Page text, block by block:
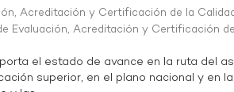
Acreditación y Certificación de la
Evaluación, Acreditación y Certificación
el estado de avance en la ruta del
superior, en el plano nacional y en